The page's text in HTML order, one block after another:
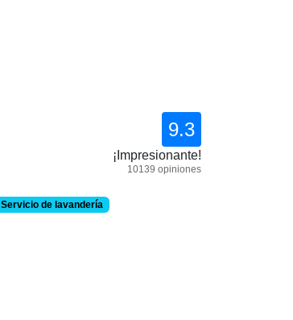
Servicio de lavandería
9.3
¡Impresionante!
10139 opiniones